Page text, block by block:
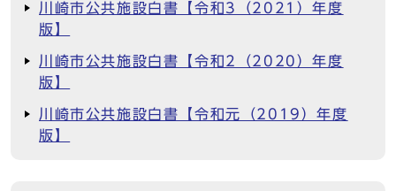
川崎市公共施設白書【令和3（2021）年度
版】
川崎市公共施設白書【令和2（2020）年度
版】
川崎市公共施設白書【令和元（2019）年度
版】